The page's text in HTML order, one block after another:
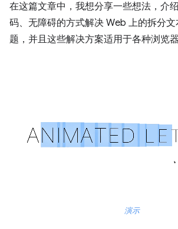
在这篇文章中，我想分享一些想法，介
码、无障碍的方式解决 Web 上的拆分
题，并且这些解决方案适用于各种浏览
演示